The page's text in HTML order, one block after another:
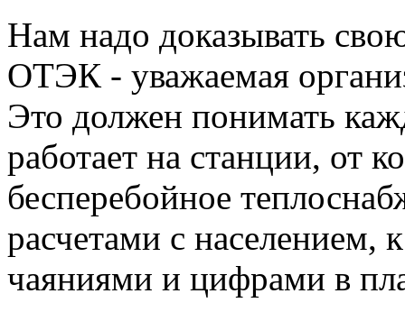
Нам надо доказывать
ОТЭК - уважаемая
Это должен понимать
работает на станции, от
бесперебойное
расчетами с населением,
чаяниями и цифрами в